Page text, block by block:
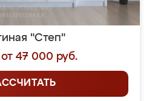
"Степ"
47 000 руб.